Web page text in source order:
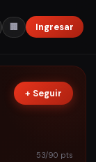
🏢 Ingresar
+ Seguir
53/90 pts